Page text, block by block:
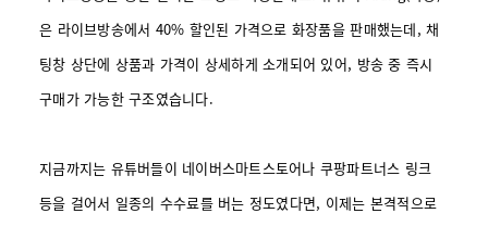
은 라이브방송에서 40% 할인된 가격으로 화장품을 판매했는데, 채
팅창 상단에 상품과 가격이 상세하게 소개되어 있어, 방송 중 즉시
구매가 가능한 구조였습니다.
지금까지는 유튜버들이 네이버스마트스토어나 쿠팡파트너스 링크
등을 걸어서 일종의 수수료를 버는 정도였다면, 이제는 본격적으로